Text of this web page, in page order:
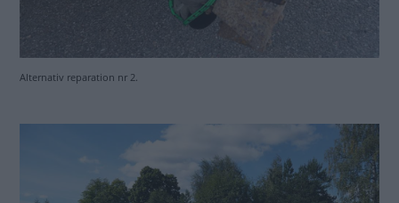
Alternativ reparation nr 2.